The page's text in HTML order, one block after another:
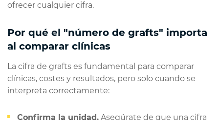
ofrecer cualquier cifra.
Por qué el "número de grafts" importa
al comparar clínicas
La cifra de grafts es fundamental para comparar
clínicas, costes y resultados, pero solo cuando se
interpreta correctamente:
Confirma la unidad. Asegúrate de que una cifra